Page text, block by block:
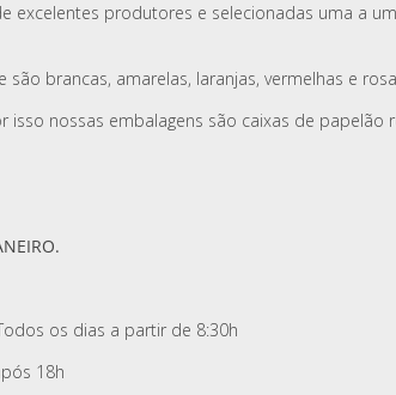
excelentes produtores e selecionadas uma a
brancas, amarelas, laranjas, vermelhas e
isso nossas embalagens são caixas de
os dias a partir de 8:30h
18h